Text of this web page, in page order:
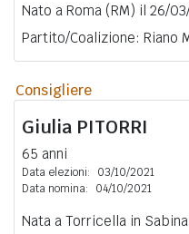
Nato a Roma (RM) il 26/
Partito/Coalizione: Riano
Consigliere
Giulia PITORRI
65 anni
Data elezioni:
03/10/2021
Data nomina:
04/10/2021
Nata a Torricella in